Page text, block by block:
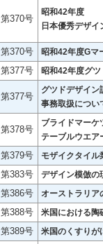
第370号
昭和42年度
日本優秀デザ
第370号
昭和42年度Gマ
第377号
昭和42年度グ
第377号
グツドデザイン
事務取扱につい
第378号
ブライドマーケ
テーブルウエア
第379号
モザイクタイル
第383号
デザイン模倣の
第386号
オーストラリア
第388号
米国における陶
第389号
米国のくすりが